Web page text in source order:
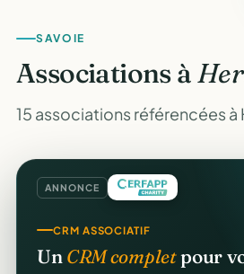
SAVOIE
Associations à
15 associations référencées à
ANNONCE
CRM ASSOCIATIF
UnCRM completpour
COLLECTE DE DONS
Collectez des donsen